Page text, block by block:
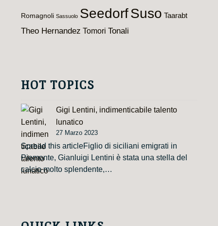
Romagnoli Sassuolo SeedorfSuso Taarabt
Theo Hernandez Tomori Tonali
HOT TOPICS
Gigi Lentini, indimenticabile talento
lunatico
27 Marzo 2023
Spread this articleFiglio di siciliani emigrati in
Piemonte, Gianluigi Lentini è stata una stella del
calcio molto splendente,…